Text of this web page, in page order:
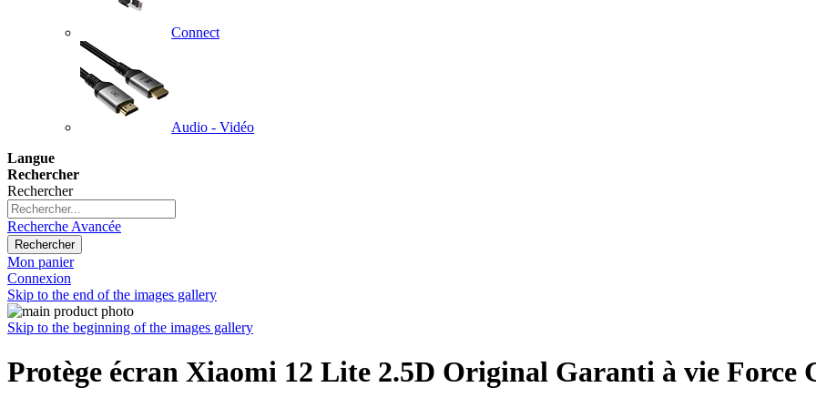
Connect
Audio - Vidéo
Langue
Rechercher
Rechercher
Recherche Avancée
Rechercher
Mon panier
Connexion
Skip to the end of the images gallery
Skip to the beginning of the images gallery
Protège écran Xiaomi 12 Lite 2.5D Original Garanti à vie Force